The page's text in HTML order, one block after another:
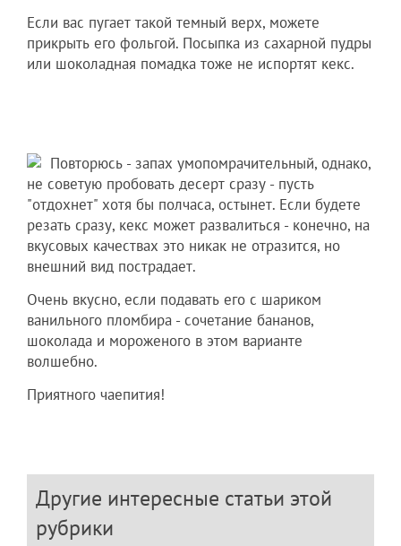
Если вас пугает такой темный верх, можете
прикрыть его фольгой. Посыпка из сахарной пудры
или шоколадная помадка тоже не испортят кекс.
Повторюсь - запах умопомрачительный, однако,
не советую пробовать десерт сразу - пусть
"отдохнет" хотя бы полчаса, остынет. Если будете
резать сразу, кекс может развалиться - конечно, на
вкусовых качествах это никак не отразится, но
внешний вид пострадает.
Очень вкусно, если подавать его с шариком
ванильного пломбира - сочетание бананов,
шоколада и мороженого в этом варианте
волшебно.
Приятного чаепития!
Другие интересные статьи этой
рубрики